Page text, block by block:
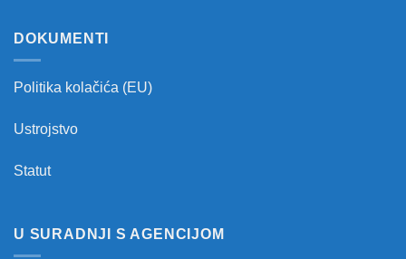
DOKUMENTI
Politika kolačića (EU)
Ustrojstvo
Statut
U SURADNJI S AGENCIJOM